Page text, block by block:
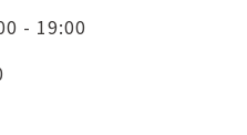
- 19:00